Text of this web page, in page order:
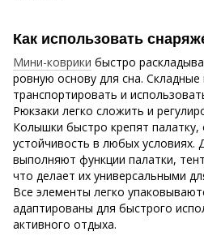
Как использовать
Мини-коврики быстро
ровную основу для сна.
транспортировать и
Рюкзаки легко сложить и
Колышки быстро крепят палатку,
устойчивость в любых условиях.
выполняют функции палатки,
что делает их универсальными
Все элементы легко
адаптированы для быстрого
активного отдыха.